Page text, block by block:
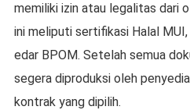
memiliki izin atau legalitas dari
ini meliputi sertifikasi Halal
edar BPOM. Setelah semua
segera diproduksi oleh
kontrak yang dipilih.